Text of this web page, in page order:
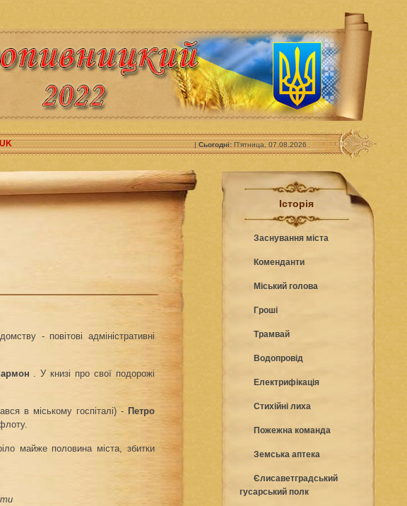
UK |Сьогодні:П’ятница, 07.08.2026
- повітові адміністративні
. У книзі про свої подорожі
в міському госпіталі) - Петро
майже половина міста, збитки
Історія
Заснування міста
Коменданти
Міський голова
Гроші
Трамвай
Водопровід
Електрифікація
Стихійні лиха
Пожежна команда
Земська аптека
Єлисаветградський
гусарський полк